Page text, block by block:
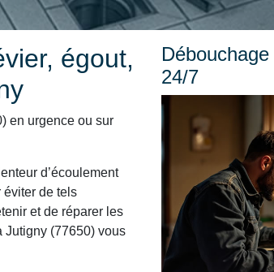
égout,
en urgence ou sur
d’écoulement
éviter de tels
et de réparer les
Jutigny (77650) vous
24/7